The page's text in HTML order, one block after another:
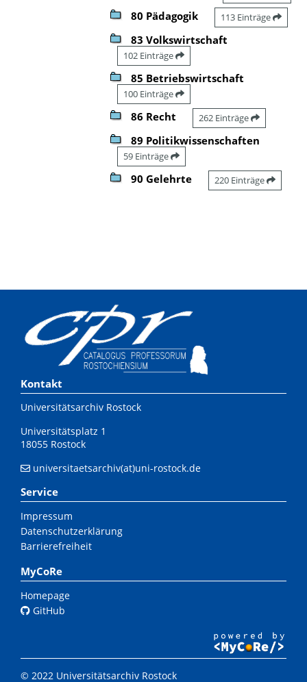
80 Pädagogik 113 Einträge
83 Volkswirtschaft
102 Einträge
85 Betriebswirtschaft
100 Einträge
86 Recht 262 Einträge
89 Politikwissenschaften
59 Einträge
90 Gelehrte 220 Einträge
Kontakt
Universitätsarchiv Rostock
Universitätsplatz 1
18055 Rostock
universitaetsarchiv(at)uni-rostock.de
Service
Impressum
Datenschutzerklärung
Barrierefreiheit
MyCoRe
Homepage
GitHub
© 2022 Universitätsarchiv Rostock